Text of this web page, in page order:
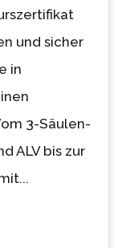
und sicher
in
3-Säulen-
ALV bis zur